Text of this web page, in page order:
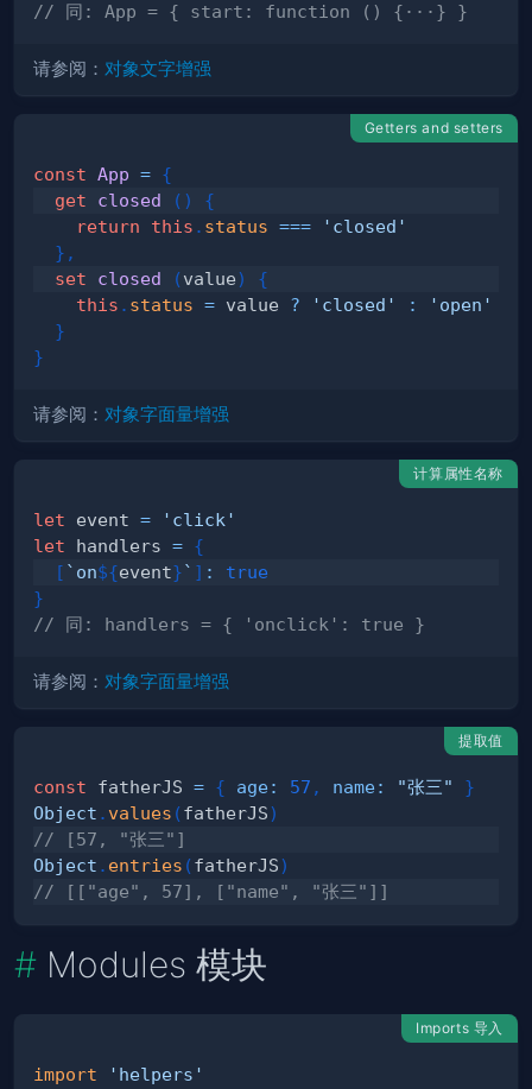
// 同: App = { start: function () {···} }
请参阅： 对象文字增强
Getters and setters
const App = {
get
closed ( )
{
return
this . status ===
'closed'
} ,
set
closed (value)
{
this . status = value ? 'closed' :
'open'
}
}
请参阅： 对象字面量增强
计算属性名称
let event =
'click'
let handlers = {
[ ` on${event}` ] :
true
}
// 同: handlers = { 'onclick': true }
请参阅： 对象字面量增强
提取值
const fatherJS = { age: 57 , name: "张三"
}
Object . values (fatherJS)
// [57, "张三"]
Object . entries (fatherJS)
// [["age", 57], ["name", "张三"]]
Modules 模块
Imports 导入
import
'helpers'